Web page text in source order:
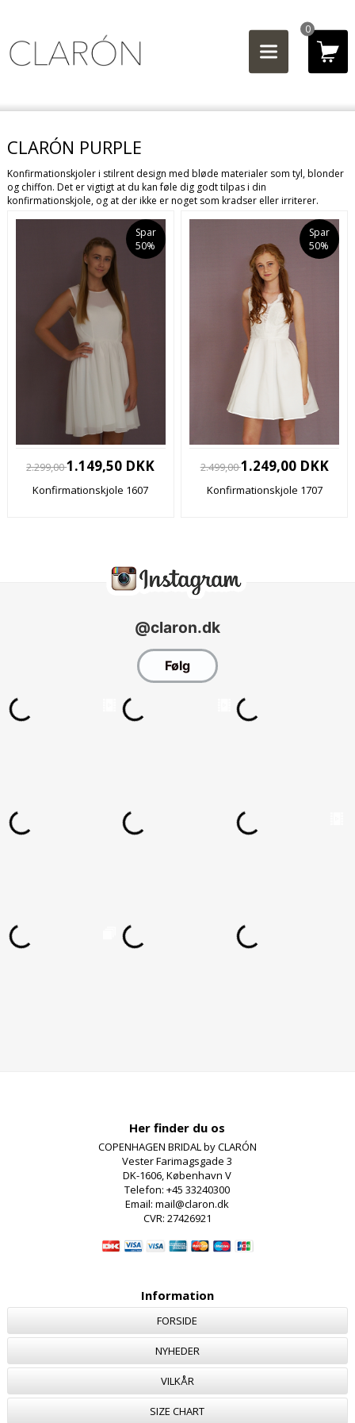
0
CLARÓN PURPLE
Konfirmationskjoler i stilrent design med bløde materialer som tyl, blonder
og chiffon. Det er vigtigt at du kan føle dig godt tilpas i din
konfirmationskjole, og at der ikke er noget som kradser eller irriterer.
Spar
50%
2.299,001.149,50 DKK
Konfirmationskjole 1607
Spar
50%
2.499,001.249,00 DKK
Konfirmationskjole 1707
Her finder du os
COPENHAGEN BRIDAL by CLARÓN
Vester Farimagsgade 3
DK-1606, København V
Telefon: +45 33240300
Email: mail@claron.dk
CVR: 27426921
Information
FORSIDE
NYHEDER
VILKÅR
SIZE CHART